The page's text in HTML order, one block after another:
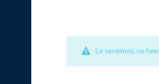
Lo sentimos, no